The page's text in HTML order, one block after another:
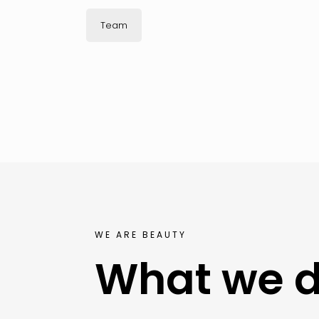
Team
WE ARE BEAUTY
What we